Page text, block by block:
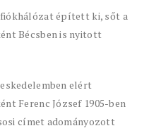
épített ki, sőt a
Bécsben is nyitott
elért
Ferenc József 1905-ben
címet adományozott